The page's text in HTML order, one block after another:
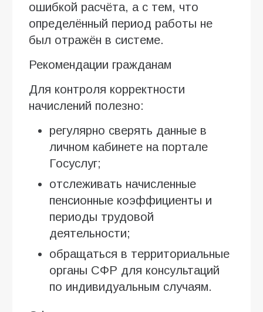
ошибкой расчёта, а с тем, что
определённый период работы не
был отражён в системе.
Рекомендации гражданам
Для контроля корректности
начислений полезно:
регулярно сверять данные в
личном кабинете на портале
Госуслуг;
отслеживать начисленные
пенсионные коэффициенты и
периоды трудовой
деятельности;
обращаться в территориальные
органы СФР для консультаций
по индивидуальным случаям.